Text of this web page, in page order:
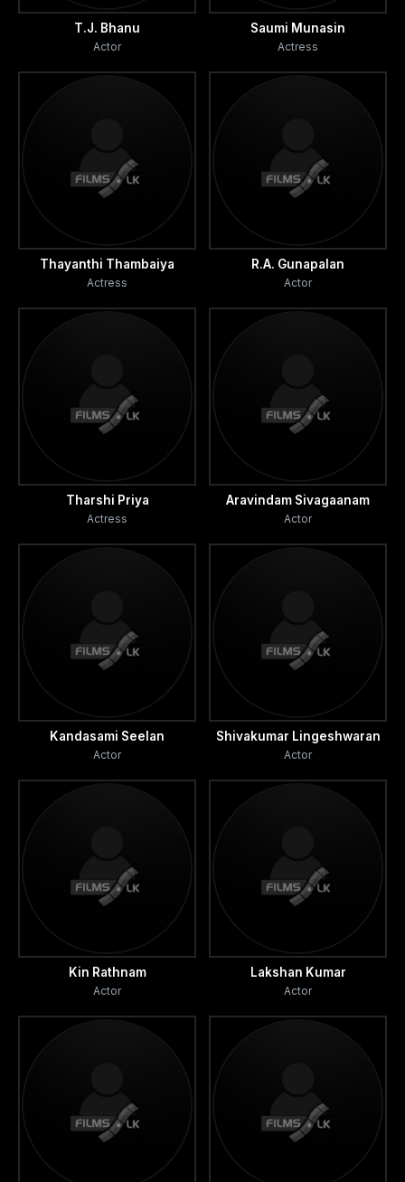
T.J. Bhanu
Actor
Saumi Munasin
Actress
Thayanthi Thambaiya
Actress
R.A. Gunapalan
Actor
Tharshi Priya
Actress
Aravindam Sivagaanam
Actor
Kandasami Seelan
Actor
Shivakumar Lingeshwaran
Actor
Kin Rathnam
Actor
Lakshan Kumar
Actor